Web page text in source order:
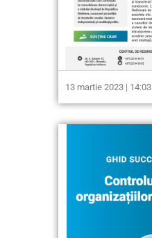
13 martie 2023 | 14:03